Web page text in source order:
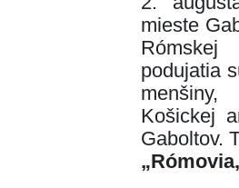
mieste
podujatia
menšiny,
Košickej
Gaboltov.